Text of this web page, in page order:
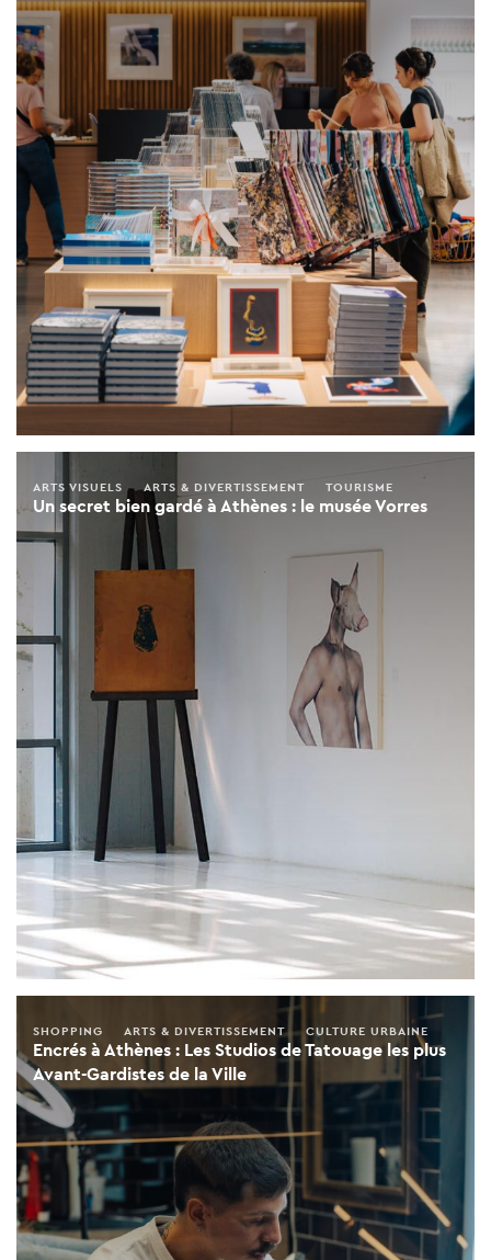
Un secret bien gardé à Athènes : le musée Vorres
ARTS VISUELS ARTS & DIVERTISSEMENT TOURISME
Encrés à Athènes : Les Studios de Tatouage les plus
Avant-Gardistes de la Ville
SHOPPING ARTS & DIVERTISSEMENT CULTURE URBAINE